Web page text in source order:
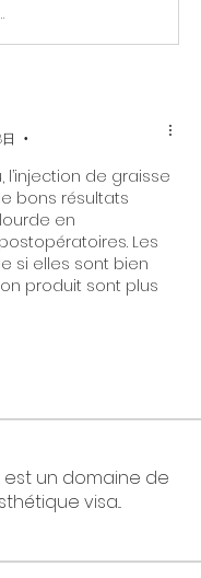
•
l’injection de graisse
bons résultats
en
Les
si elles sont bien
produit sont plus
un domaine de
visa...